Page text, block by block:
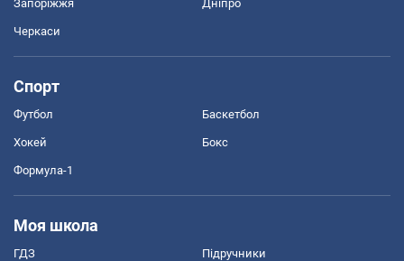
Запоріжжя Дніпро
Черкаси
Спорт
Футбол Баскетбол
Хокей Бокс
Формула-1
Моя школа
ГДЗ Підручники